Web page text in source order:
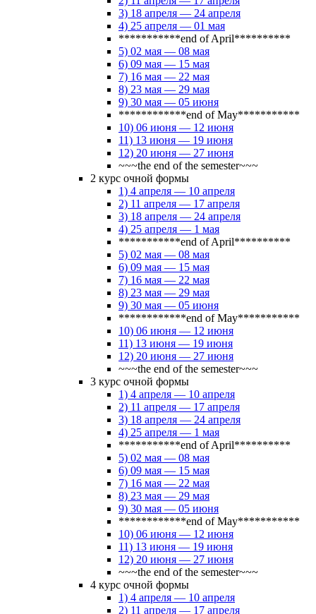
3) 18 апреля — 24 апреля
4) 25 апреля — 01 мая
***********end of April**********
5) 02 мая — 08 мая
6) 09 мая — 15 мая
7) 16 мая — 22 мая
8) 23 мая — 29 мая
9) 30 мая — 05 июня
************end of May***********
10) 06 июня — 12 июня
11) 13 июня — 19 июня
12) 20 июня — 27 июня
~~~the end of the semester~~~
2 курс очной формы
1) 4 апреля — 10 апреля
2) 11 апреля — 17 апреля
3) 18 апреля — 24 апреля
4) 25 апреля — 1 мая
***********end of April**********
5) 02 мая — 08 мая
6) 09 мая — 15 мая
7) 16 мая — 22 мая
8) 23 мая — 29 мая
9) 30 мая — 05 июня
************end of May***********
10) 06 июня — 12 июня
11) 13 июня — 19 июня
12) 20 июня — 27 июня
~~~the end of the semester~~~
3 курс очной формы
1) 4 апреля — 10 апреля
2) 11 апреля — 17 апреля
3) 18 апреля — 24 апреля
4) 25 апреля — 1 мая
***********end of April**********
5) 02 мая — 08 мая
6) 09 мая — 15 мая
7) 16 мая — 22 мая
8) 23 мая — 29 мая
9) 30 мая — 05 июня
************end of May***********
10) 06 июня — 12 июня
11) 13 июня — 19 июня
12) 20 июня — 27 июня
~~~the end of the semester~~~
4 курс очной формы
1) 4 апреля — 10 апреля
2) 11 апреля — 17 апреля